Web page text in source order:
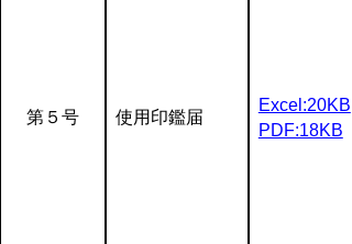
第５号 使用印鑑届
Excel:20KB
PDF:18KB